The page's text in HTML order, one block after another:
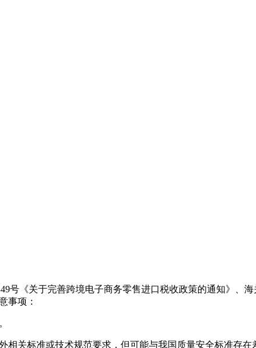
号《关于完善跨境电子商务零售进口税收政策的通知》、
事项：
关标准或技术规范要求，但可能与我国质量安全标准存